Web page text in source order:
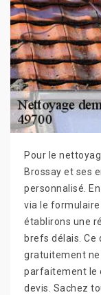
Pour le
Brossay et ses
personnalisé.
via le
établirons une
brefs délais. Ce
gratuitement ne
parfaitement le
devis. Sachez